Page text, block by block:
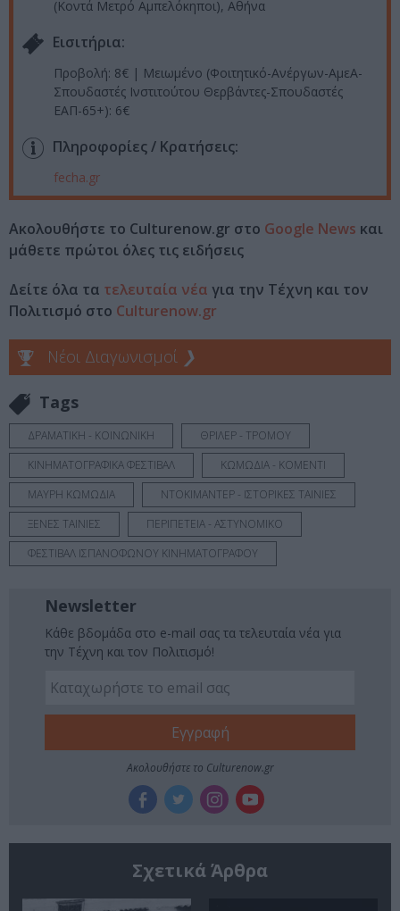
(Κοντά Μετρό Αμπελόκηποι), Αθήνα
Eισιτήρια:
Προβολή: 8€ | Μειωμένο (Φοιτητικό-Ανέργων-ΑμεΑ-
Σπουδαστές Ινστιτούτου Θερβάντες-Σπουδαστές
ΕΑΠ-65+): 6€
Πληροφορίες / Κρατήσεις:
fecha.gr
Ακολουθήστε το Culturenow.gr στο Google News και
μάθετε πρώτοι όλες τις ειδήσεις
Δείτε όλα τα τελευταία νέα για την Τέχνη και τον
Πολιτισμό στο Culturenow.gr
Νέοι Διαγωνισμοί ❯
Tags
ΔΡΑΜΑΤΙΚΗ - ΚΟΙΝΩΝΙΚΗ
ΘΡΙΛΕΡ - ΤΡΟΜΟΥ
ΚΙΝΗΜΑΤΟΓΡΑΦΙΚΑ ΦΕΣΤΙΒΑΛ
ΚΩΜΩΔΙΑ - ΚΟΜΕΝΤΙ
ΜΑΥΡΗ ΚΩΜΩΔΙΑ
ΝΤΟΚΙΜΑΝΤΕΡ - ΙΣΤΟΡΙΚΕΣ ΤΑΙΝΙΕΣ
ΞΕΝΕΣ ΤΑΙΝΙΕΣ
ΠΕΡΙΠΕΤΕΙΑ - ΑΣΤΥΝΟΜΙΚΟ
ΦΕΣΤΙΒΑΛ ΙΣΠΑΝΟΦΩΝΟΥ ΚΙΝΗΜΑΤΟΓΡΑΦΟΥ
Newsletter
Κάθε βδομάδα στο e-mail σας τα τελευταία νέα για
την Τέχνη και τον Πολιτισμό!
Ακολουθήστε το Culturenow.gr
Σχετικά Άρθρα